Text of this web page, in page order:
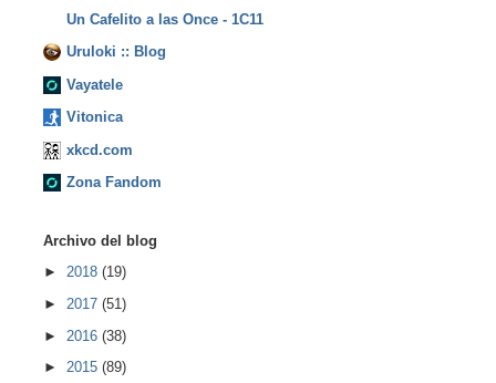
Un Cafelito a las Once - 1C11
Uruloki :: Blog
Vayatele
Vitonica
xkcd.com
Zona Fandom
Archivo del blog
► 2018 (19)
► 2017 (51)
► 2016 (38)
► 2015 (89)